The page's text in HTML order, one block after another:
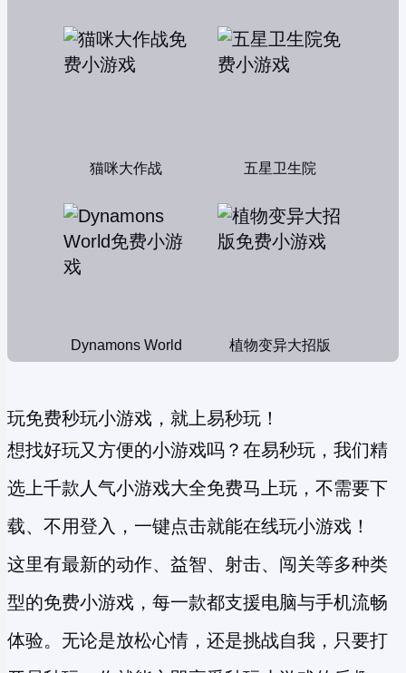
猫咪大作战 五星卫生院
Dynamons World 植物变异大招版
玩免费秒玩小游戏，就上易秒玩！
想找好玩又方便的小游戏吗？在易秒玩，我们精
选上千款人气小游戏大全免费马上玩，不需要下
载、不用登入，一键点击就能在线玩小游戏！
这里有最新的动作、益智、射击、闯关等多种类
型的免费小游戏 ，每一款都支援电脑与手机流畅
体验。无论是放松心情，还是挑战自我，只要打